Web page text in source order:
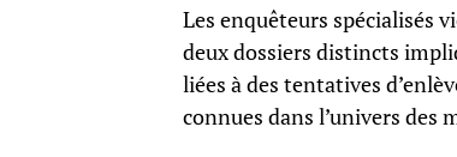
Les enquêteurs spécialisés
deux dossiers distincts
liées à des tentatives
connues dans l’univers des